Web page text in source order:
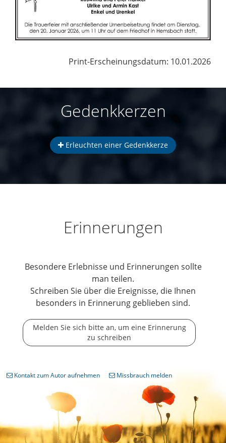
Print-Erscheinungsdatum: 10.01.2026
Gedenkkerzen
Erleuchten einer Gedenkkerze
Erinnerungen
Besondere Erlebnisse und Erinnerungen sollte
man teilen.
Schreiben Sie über die Ereignisse, die Ihnen
besonders in Erinnerung geblieben sind.
Melden Sie sich bitte an, um eine Erinnerung
zu schreiben
Kontakt zum Autor aufnehmen Missbrauch melden